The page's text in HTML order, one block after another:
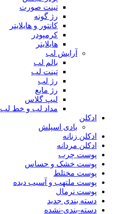
تینت صورت
رژ گونه
کانتور و هایلایتر
کرمپودر
هایلایتر
آرایش لب
بالم لب
تینت لب
رژ لب
رژ مایع
لیپ گلاس
مداد لب و خط لب
ادکلن
بادی اسپلش
ادکلن زنانه
ادکلن مردانه
پوست چرب
پوست خشک و حساس
پوست مختلط
پوست ملتهب و آسیب دیده
پوست نرمال
دسته بندی جدید
دسته-بندی-نشده